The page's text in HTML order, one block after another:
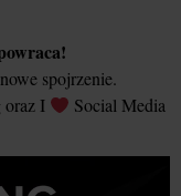
spojrzenie.
oraz I Social Media